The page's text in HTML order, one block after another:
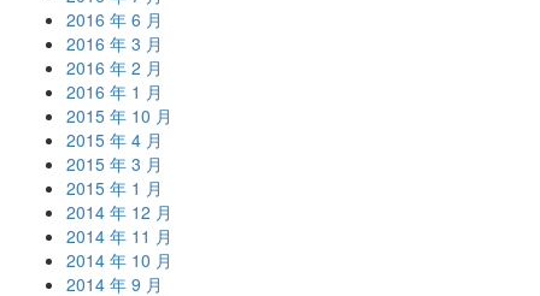
2016 年 6 月
2016 年 3 月
2016 年 2 月
2016 年 1 月
2015 年 10 月
2015 年 4 月
2015 年 3 月
2015 年 1 月
2014 年 12 月
2014 年 11 月
2014 年 10 月
2014 年 9 月